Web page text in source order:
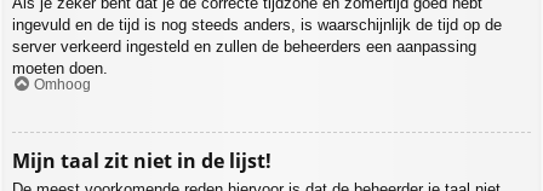
ingevuld en de tijd is nog steeds anders, is waarschijnlijk de tijd op de
server verkeerd ingesteld en zullen de beheerders een aanpassing
moeten doen.
Omhoog
Mijn taal zit niet in de lijst!